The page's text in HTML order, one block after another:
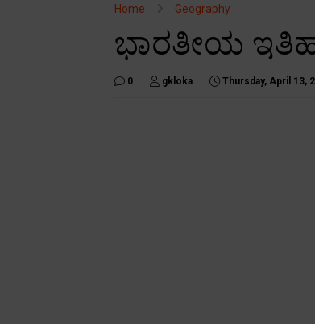
Home Geography
ಭಾರತೀಯ
0 gkloka Thursday, April 13,